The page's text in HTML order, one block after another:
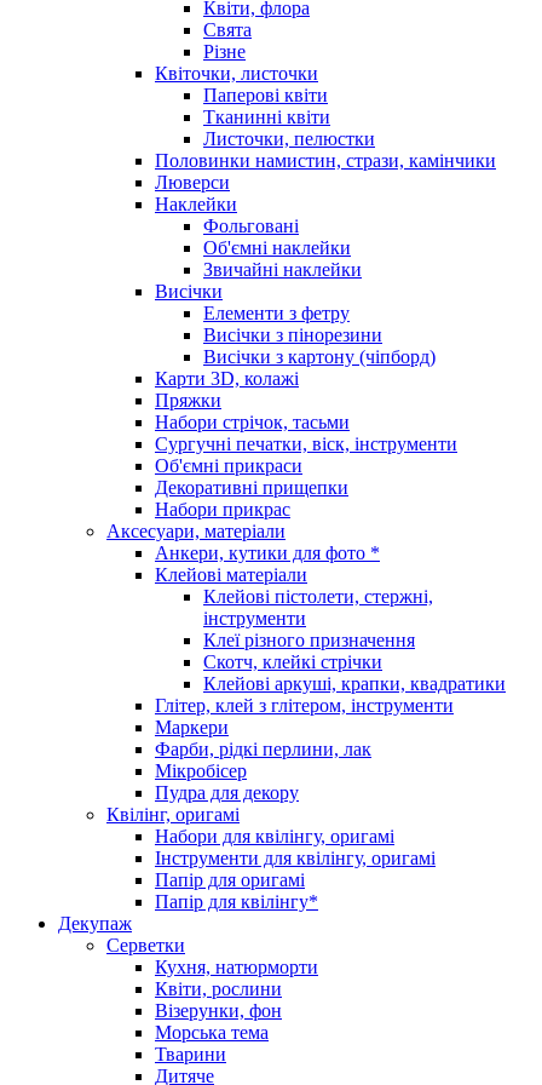
Квіти, флора
Свята
Різне
Квіточки, листочки
Паперові квіти
Тканинні квіти
Листочки, пелюстки
Половинки намистин, стрази, камінчики
Люверси
Наклейки
Фольговані
Об'ємні наклейки
Звичайні наклейки
Висічки
Елементи з фетру
Висічки з пінорезини
Висічки з картону (чіпборд)
Карти 3D, колажі
Пряжки
Набори стрічок, тасьми
Сургучні печатки, віск, інструменти
Об'ємні прикраси
Декоративні прищепки
Набори прикрас
Аксесуари, матеріали
Анкери, кутики для фото *
Клейові матеріали
Клейові пістолети, стержні,
інструменти
Клеї різного призначення
Скотч, клейкі стрічки
Клейові аркуші, крапки, квадратики
Глітер, клей з глітером, інструменти
Маркери
Фарби, рідкі перлини, лак
Мікробісер
Пудра для декору
Квілінг, оригамі
Набори для квілінгу, оригамі
Інструменти для квілінгу, оригамі
Папір для оригамі
Папір для квілінгу*
Декупаж
Серветки
Кухня, натюрморти
Квіти, рослини
Візерунки, фон
Морська тема
Тварини
Дитяче